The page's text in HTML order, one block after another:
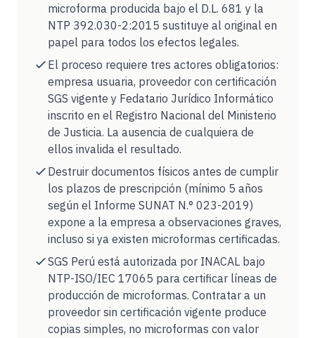
microforma producida bajo el D.L. 681 y la
NTP 392.030-2:2015 sustituye al original en
papel para todos los efectos legales.
El proceso requiere tres actores obligatorios:
empresa usuaria, proveedor con certificación
SGS vigente y Fedatario Jurídico Informático
inscrito en el Registro Nacional del Ministerio
de Justicia. La ausencia de cualquiera de
ellos invalida el resultado.
Destruir documentos físicos antes de cumplir
los plazos de prescripción (mínimo 5 años
según el Informe SUNAT N.° 023-2019)
expone a la empresa a observaciones graves,
incluso si ya existen microformas certificadas.
SGS Perú está autorizada por INACAL bajo
NTP-ISO/IEC 17065 para certificar líneas de
producción de microformas. Contratar a un
proveedor sin certificación vigente produce
copias simples, no microformas con valor